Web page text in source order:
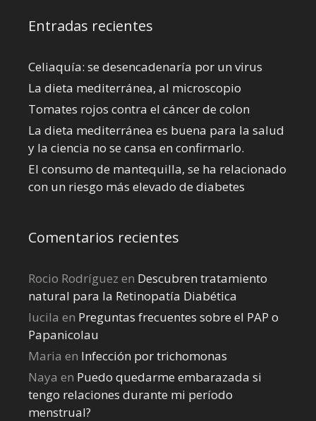
Entradas recientes
Celiaquía: se desencadenaría por un virus
La dieta mediterránea, al microscopio
Tomates rojos contra el cáncer de colon
La dieta mediterránea es buena para la salud
y la ciencia no se cansa en confirmarlo.
El consumo de mantequilla, se ha relacionado
con un riesgo más elevado de diabetes
Comentarios recientes
Rocio Rodríguez en Descubren tratamiento
natural para la Retinopatía Diabética
lucila en Preguntas frecuentes sobre el PAP o
Papanicolau
Maria en Infección por trichomonas
Naya en Puedo quedarme embarazada si
tengo relaciones durante mi perí­odo
menstrual?